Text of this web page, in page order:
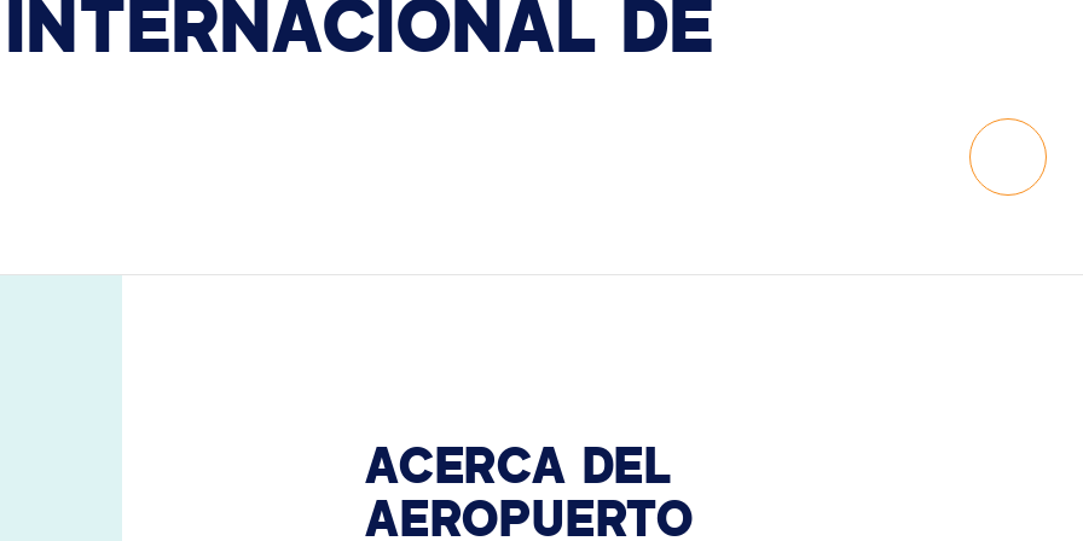
LEGAL
INTERNACIONAL DE
Scroll
ACERCA DEL
AEROPUERTO